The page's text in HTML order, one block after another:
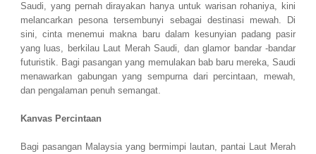
Saudi, yang pernah dirayakan hanya untuk warisan rohaniya, kini
melancarkan pesona tersembunyi sebagai destinasi mewah. Di
sini, cinta menemui makna baru dalam kesunyian padang pasir
yang luas, berkilau Laut Merah Saudi, dan glamor bandar -bandar
futuristik. Bagi pasangan yang memulakan bab baru mereka, Saudi
menawarkan gabungan yang sempurna dari percintaan, mewah,
dan pengalaman penuh semangat.
Kanvas Percintaan
Bagi pasangan Malaysia yang bermimpi lautan, pantai Laut Merah